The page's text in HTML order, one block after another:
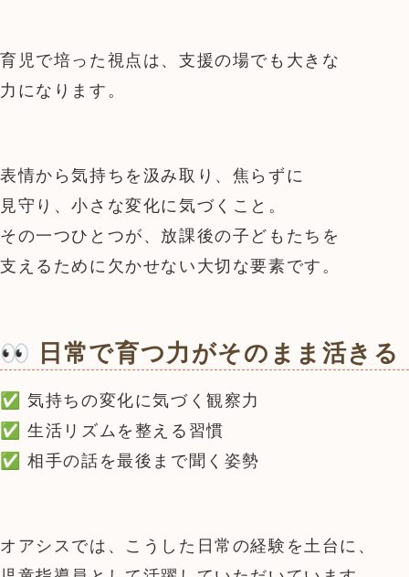
育児で培った視点は、支援の場でも大きな
力になります。
表情から気持ちを汲み取り、焦らずに
見守り、小さな変化に気づくこと。
その一つひとつが、放課後の子どもたちを
支えるために欠かせない大切な要素です。
👀 日常で育つ力がそのまま活きる
✅ 気持ちの変化に気づく観察力
✅ 生活リズムを整える習慣
✅ 相手の話を最後まで聞く姿勢
オアシスでは、こうした日常の経験を土台に、